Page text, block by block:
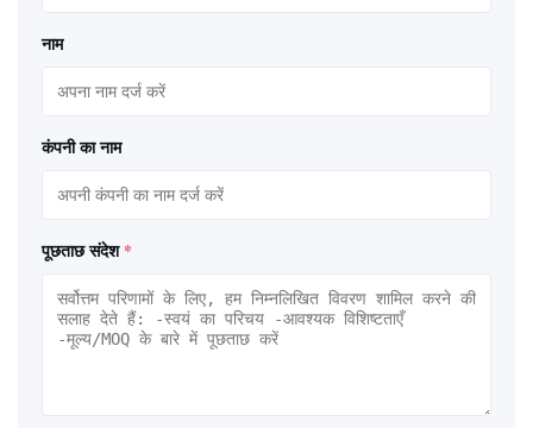
नाम
कंपनी का नाम
पूछताछ संदेश *